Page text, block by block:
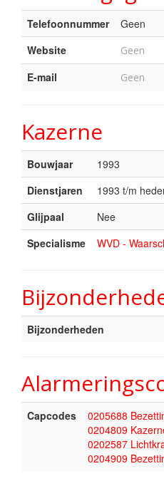
Telefoonnummer
Geen
Website
Geen
E-mail Geen
Kazerne
Bouwjaar
1993
Dienstjaren
1993 t/m
Glijpaal
Nee
Specialisme
WVD -
Bijzonderheden
Capcodes
0205688
0204809
0202587
0204909